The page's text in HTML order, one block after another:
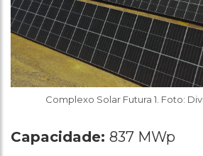
Complexo Solar Futura 1. Foto:
Capacidade: 837 MWp